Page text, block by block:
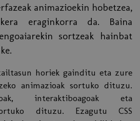
animazioekin hobetzea,
eraginkorra da. Baina
sortzeak hainbat
horiek gainditu eta zure
animazioak sortuko dituzu.
interaktiboagoak eta
dituzu. Ezagutu CSS